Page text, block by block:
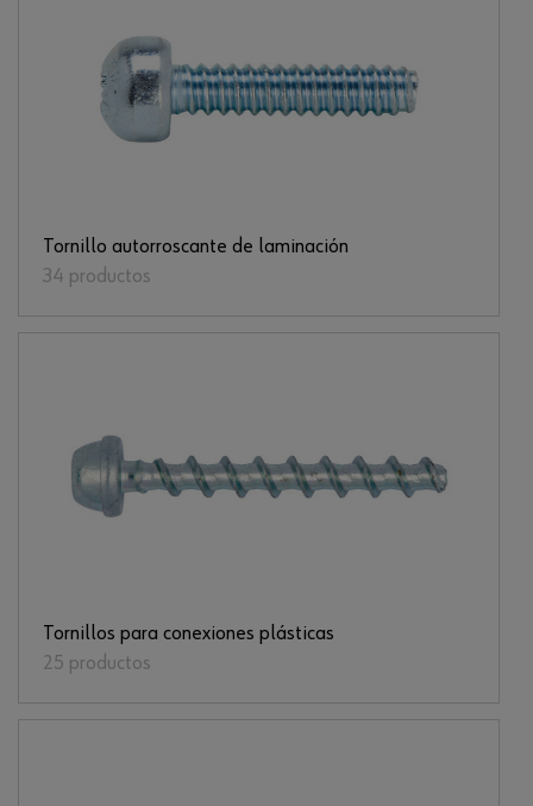
Tornillo autorroscante de laminación
34 productos
Tornillos para conexiones plásticas
25 productos